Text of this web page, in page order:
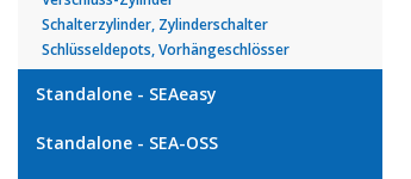
Schalterzylinder, Zylinderschalter
Schlüsseldepots, Vorhängeschlösser
Standalone - SEAeasy
Standalone - SEA-OSS